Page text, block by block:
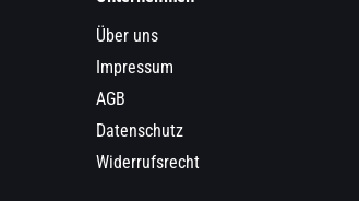
Über uns
Impressum
AGB
Datenschutz
Widerrufsrecht